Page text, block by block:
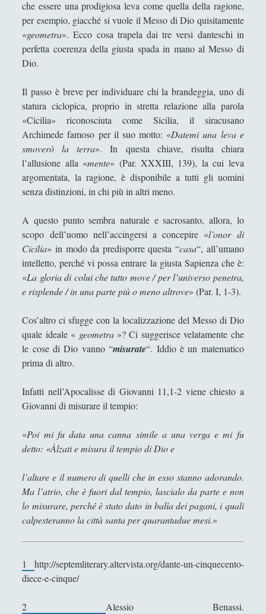
che essere una prodigiosa leva come quella della ragione,
per esempio, giacché si vuole il Messo di Dio quisitamente
«geometra». Ecco cosa trapela dai tre versi danteschi in
perfetta coerenza della giusta spada in mano al Messo di
Dio.
Il passo è breve per individuare chi la brandeggia, uno di
statura ciclopica, proprio in stretta relazione alla parola
«Cicilia» riconosciuta come Sicilia, il siracusano
Archimede famoso per il suo motto: «Datemi una leva e
smoverò la terra». In questa chiave, risulta chiara
l’allusione alla «mente» (Par. XXXIII, 139), la cui leva
argomentata, la ragione, è disponibile a tutti gli uomini
senza distinzioni, in chi più in altri meno.
A questo punto sembra naturale e sacrosanto, allora, lo
scopo dell’uomo nell’accingersi a concepire «l’onor di
Cicilia» in modo da predisporre questa “casa“, all’umano
intelletto, perché vi possa entrare la giusta Sapienza che è:
«La gloria di colui che tutto move / per l’universo penetra,
e risplende / in una parte più o meno altrove» (Par. I, 1-3).
Cos’altro ci sfugge con la localizzazione del Messo di Dio
quale ideale « geometra»? Ci suggerisce velatamente che
le cose di Dio vanno “misurate“. Iddio è un matematico
prima di altro.
Infatti nell’Apocalisse di Giovanni 11,1-2 viene chiesto a
Giovanni di misurare il tempio:
«Poi mi fu data una canna simile a una verga e mi fu
detto: «Àlzati e misura il tempio di Dio e
l’altare e il numero di quelli che in esso stanno adorando.
Ma l’atrio, che è fuori dal tempio, lascialo da parte e non
lo misurare, perché è stato dato in balìa dei pagani, i quali
calpesteranno la città santa per quarantadue mesi.»
1 http://septemliterary.altervista.org/dante-un-cinquecento-
diece-e-cinque/
2 Alessio Benassi.